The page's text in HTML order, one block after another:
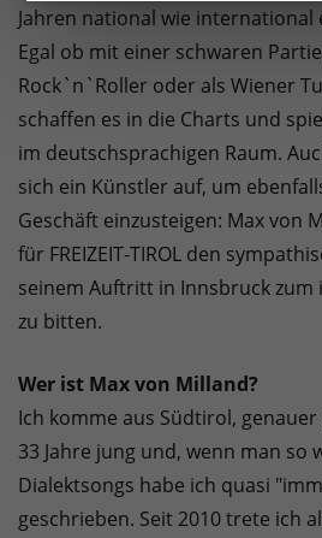
Jahren national wie
Egal ob mit einer schwaren
Rock`n`Roller oder als Wiener
schaffen es in die Charts und
im deutschsprachigen Raum.
sich ein Künstler auf, um
Geschäft einzusteigen: Max von
für FREIZEIT-TIROL den
seinem Auftritt in Innsbruck zum
zu bitten.
Wer ist Max von Milland?
Ich komme aus Südtirol,
33 Jahre jung und, wenn man so
Dialektsongs habe ich quasi
geschrieben. Seit 2010 trete ich